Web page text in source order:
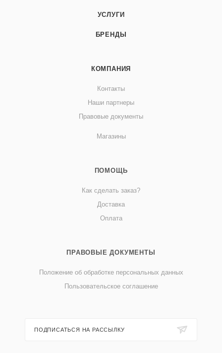
УСЛУГИ
БРЕНДЫ
КОМПАНИЯ
Контакты
Наши партнеры
Правовые документы
Магазины
ПОМОЩЬ
Как сделать заказ?
Доставка
Оплата
ПРАВОВЫЕ ДОКУМЕНТЫ
Положение об обработке персональных данных
Пользовательское соглашение
ПОДПИСАТЬСЯ НА РАССЫЛКУ